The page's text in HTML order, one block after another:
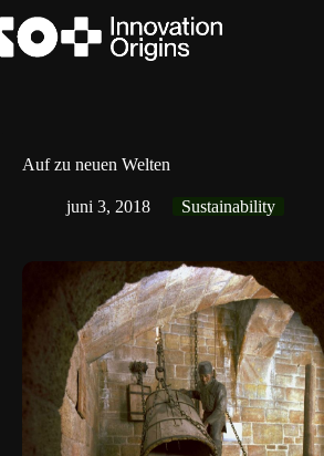
naar
de
Auf zu neuen Welten
juni 3, 2018 Sustainability